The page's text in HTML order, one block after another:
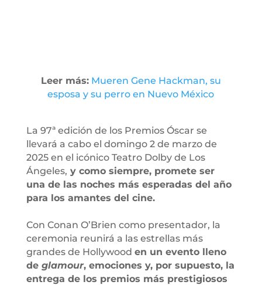
Leer más: Mueren Gene Hackman, su
esposa y su perro en Nuevo México
La 97ª edición de los Premios Óscar se
llevará a cabo el domingo 2 de marzo de
2025 en el icónico Teatro Dolby de Los
Ángeles, y como siempre, promete ser
una de las noches más esperadas del año
para los amantes del cine.
Con Conan O’Brien como presentador, la
ceremonia reunirá a las estrellas más
grandes de Hollywood en un evento lleno
de glamour, emociones y, por supuesto, la
entrega de los premios más prestigiosos